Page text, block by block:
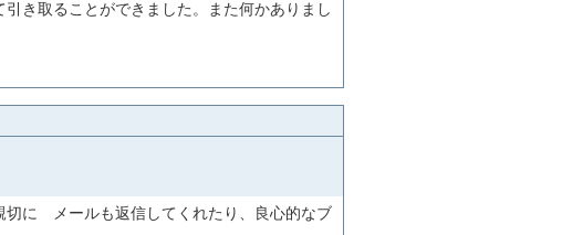
き取ることができました。また何かありまし
に メールも返信してくれたり、良心的なブ